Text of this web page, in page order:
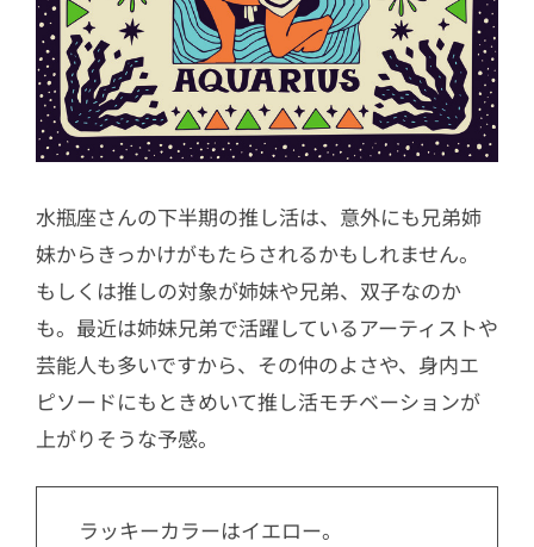
水瓶座さんの下半期の推し活は、意外にも兄弟姉
妹からきっかけがもたらされるかもしれません。
もしくは推しの対象が姉妹や兄弟、双子なのか
も。最近は姉妹兄弟で活躍しているアーティストや
芸能人も多いですから、その仲のよさや、身内エ
ピソードにもときめいて推し活モチベーションが
上がりそうな予感。
ラッキーカラーはイエロー。